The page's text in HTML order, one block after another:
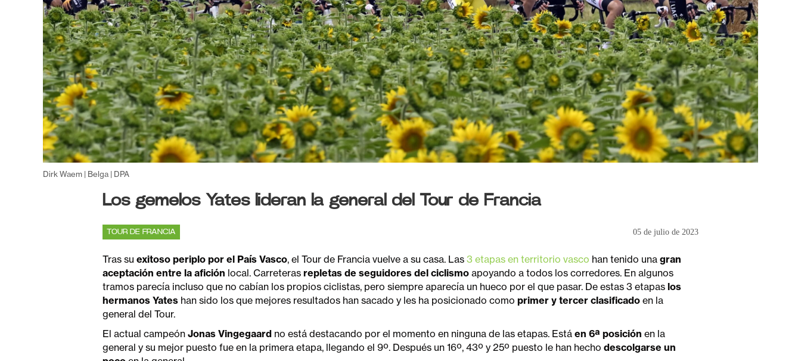
Dirk Waem | Belga | DPA
Los gemelos Yates lideran la general del Tour de Francia
TOUR DE FRANCIA 05 de julio de 2023
Tras su exitoso periplo por el País Vasco, el Tour de Francia vuelve a su casa. Las 3 etapas en territorio vasco han tenido una gran
aceptación entre la afición local. Carreteras repletas de seguidores del ciclismo apoyando a todos los corredores. En algunos
tramos parecía incluso que no cabían los propios ciclistas, pero siempre aparecía un hueco por el que pasar. De estas 3 etapas los
hermanos Yates han sido los que mejores resultados han sacado y les ha posicionado como primer y tercer clasificado en la
general del Tour.
El actual campeón Jonas Vingegaard no está destacando por el momento en ninguna de las etapas. Está en 6ª posición en la
general y su mejor puesto fue en la primera etapa, llegando el 9º. Después un 16º, 43º y 25º puesto le han hecho descolgarse un